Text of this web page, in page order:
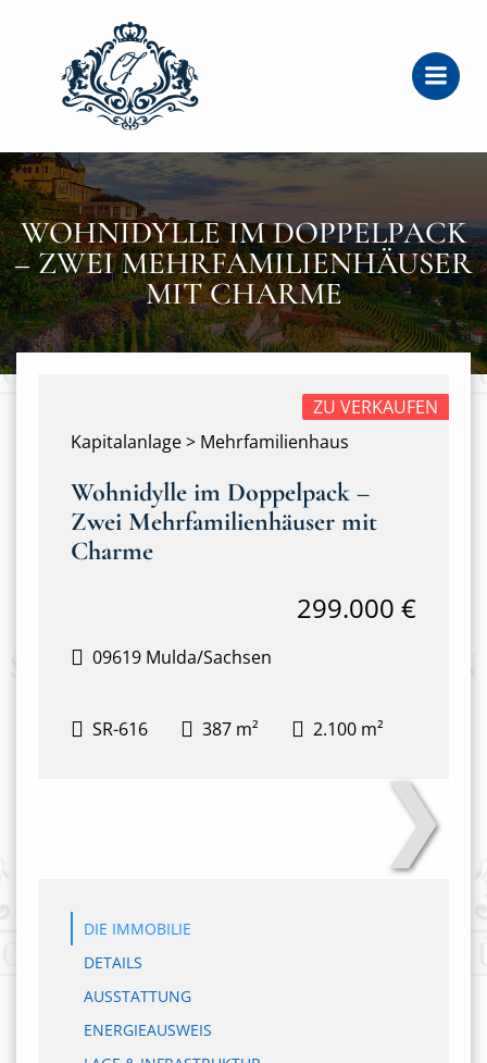
WOHNIDYLLE IM DOPPELPACK
– ZWEI MEHRFAMILIENHÄUSER
MIT CHARME
Kapitalanlage > Mehrfamilienhaus
ZU VERKAUFEN
Wohnidylle im Doppelpack –
Zwei Mehrfamilienhäuser mit
Charme
09619 Mulda/Sachsen
299.000 €
SR-616 387 m² 2.100 m²
❯
DIE IMMOBILIE
DETAILS
AUSSTATTUNG
ENERGIEAUSWEIS